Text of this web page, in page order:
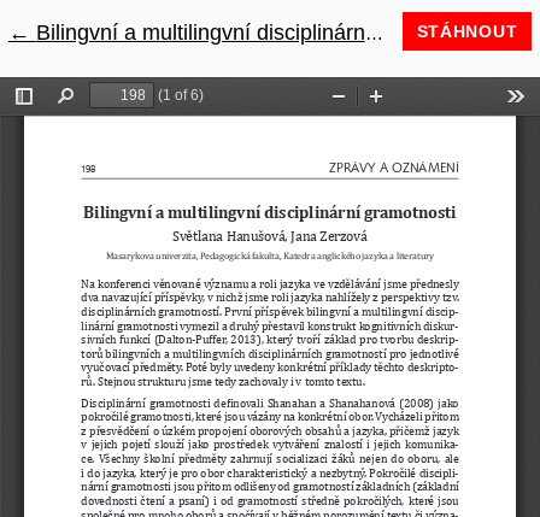
← Návrat na podrobnosti článku
Bilingvní a multilingvní disciplinární gramotnosti STÁHNOUT